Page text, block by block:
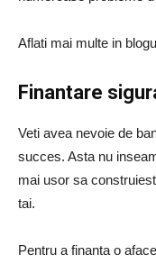
Aflati mai multe in
Finantare
Veti avea nevoie de
succes. Asta nu
mai usor sa
tai.
Pentru a finanta o